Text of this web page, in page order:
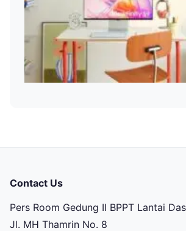
Contact Us
Pers Room Gedung II BPPT Lantai
Jl. MH Thamrin No. 8